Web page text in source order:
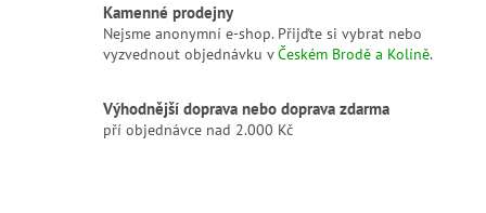
Kamenné prodejny
Nejsme anonymní e-shop. Přijďte si vybrat nebo
vyzvednout objednávku vČeském Brodě a Kolíně.
Výhodnější doprava nebo doprava zdarma
pří objednávce nad 2.000 Kč